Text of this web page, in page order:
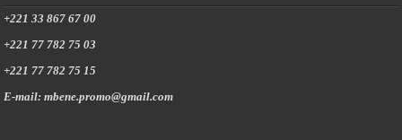
+221 33 867 67 00
+221 77 782 75 03
+221 77 782 75 15
E-mail: mbene.promo@gmail.com